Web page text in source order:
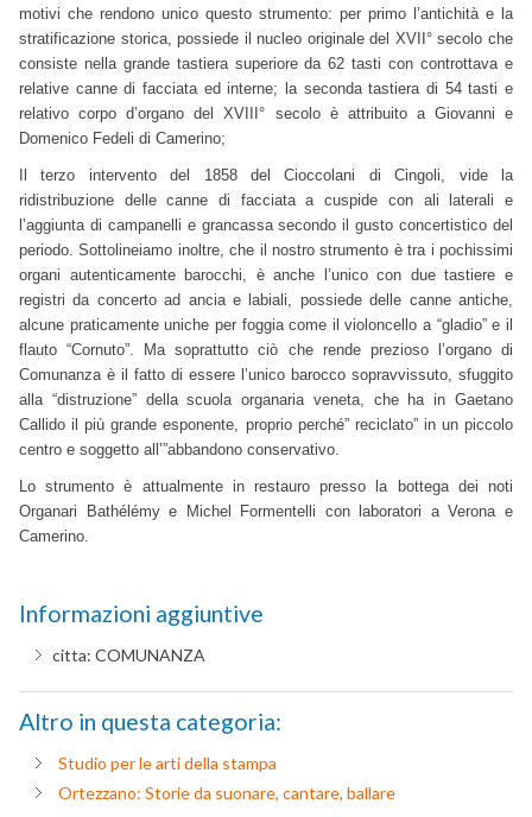
motivi che rendono unico questo strumento: per primo l’antichità e la
stratificazione storica, possiede il nucleo originale del XVII° secolo che
consiste nella grande tastiera superiore da 62 tasti con controttava e
relative canne di facciata ed interne; la seconda tastiera di 54 tasti e
relativo corpo d’organo del XVIII° secolo è attribuito a Giovanni e
Domenico Fedeli di Camerino;
Il terzo intervento del 1858 del Cioccolani di Cingoli, vide la
ridistribuzione delle canne di facciata a cuspide con ali laterali e
l’aggiunta di campanelli e grancassa secondo il gusto concertistico del
periodo. Sottolineiamo inoltre, che il nostro strumento è tra i pochissimi
organi autenticamente barocchi, è anche l’unico con due tastiere e
registri da concerto ad ancia e labiali, possiede delle canne antiche,
alcune praticamente uniche per foggia come il violoncello a “gladio” e il
flauto “Cornuto”. Ma soprattutto ciò che rende prezioso l’organo di
Comunanza è il fatto di essere l’unico barocco sopravvissuto, sfuggito
alla “distruzione” della scuola organaria veneta, che ha in Gaetano
Callido il più grande esponente, proprio perché” reciclato” in un piccolo
centro e soggetto all’”abbandono conservativo.
Lo strumento è attualmente in restauro presso la bottega dei noti
Organari Bathélémy e Michel Formentelli con laboratori a Verona e
Camerino.
Informazioni aggiuntive
citta: COMUNANZA
Altro in questa categoria:
Studio per le arti della stampa
Ortezzano: Storie da suonare, cantare, ballare